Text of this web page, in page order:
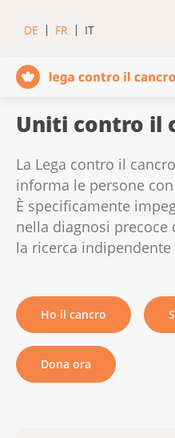
DE FR IT
Uniti contro il
La Lega contro il
informa le persone
È specificamente
nella diagnosi precoce
la ricerca indipendente
Ho il cancro
Dona ora